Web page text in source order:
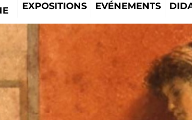
EXPOSITIONS EVÉNEMENTS